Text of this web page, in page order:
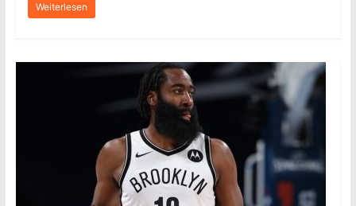
Weiterlesen